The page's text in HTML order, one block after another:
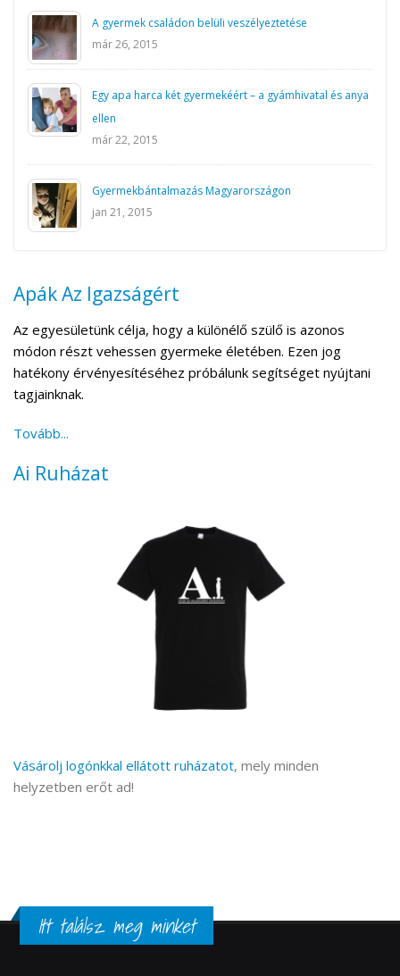
A gyermek családon belüli veszélyeztetése
már 26, 2015
Egy apa harca két gyermekéért – a gyámhivatal és anya
ellen
már 22, 2015
Gyermekbántalmazás Magyarországon
jan 21, 2015
Apák Az Igazságért
Az egyesületünk célja, hogy a különélő szülő is azonos
módon részt vehessen gyermeke életében. Ezen jog
hatékony érvényesítéséhez próbálunk segítséget nyújtani
tagjainknak.
Tovább...
Ai Ruházat
Vásárolj logónkkal ellátott ruházatot, mely minden
helyzetben erőt ad!
Itt találsz meg minket